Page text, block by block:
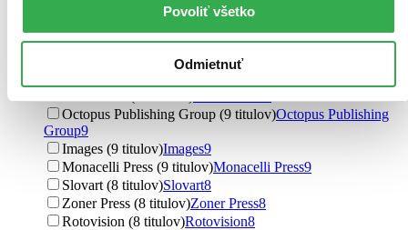
Povoliť všetko
Odmietnuť
UMPRUM (14 titulov)UMPRUM
Small14
Birkhäuser Actar (13 titulov)Birkhäuser Actar
Octopus Publishing Group (9 titulov)Octopus Publishing
Group9
Images (9 titulov)Images9
Monacelli Press (9 titulov)Monacelli Press9
Slovart (8 titulov)Slovart8
Zoner Press (8 titulov)Zoner Press8
Rotovision (8 titulov)Rotovision8